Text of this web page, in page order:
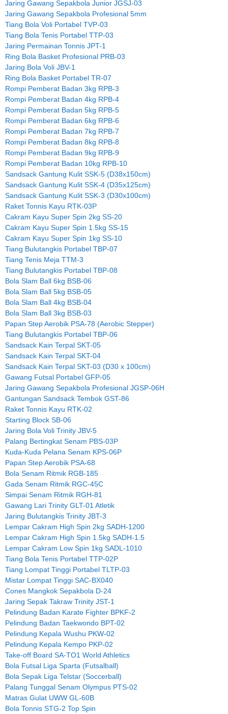
Jaring Gawang Sepakbola Junior JGSJ-03
Jaring Gawang Sepakbola Profesional 5mm
Tiang Bola Voli Portabel TVP-03
Tiang Bola Tenis Portabel TTP-03
Jaring Permainan Tonnis JPT-1
Ring Bola Basket Profesional PRB-03
Jaring Bola Voli JBV-1
Ring Bola Basket Portabel TR-07
Rompi Pemberat Badan 3kg RPB-3
Rompi Pemberat Badan 4kg RPB-4
Rompi Pemberat Badan 5kg RPB-5
Rompi Pemberat Badan 6kg RPB-6
Rompi Pemberat Badan 7kg RPB-7
Rompi Pemberat Badan 8kg RPB-8
Rompi Pemberat Badan 9kg RPB-9
Rompi Pemberat Badan 10kg RPB-10
Sandsack Gantung Kulit SSK-5 (D38x150cm)
Sandsack Gantung Kulit SSK-4 (D35x125cm)
Sandsack Gantung Kulit SSK-3 (D30x100cm)
Raket Tonnis Kayu RTK-03P
Cakram Kayu Super Spin 2kg SS-20
Cakram Kayu Super Spin 1.5kg SS-15
Cakram Kayu Super Spin 1kg SS-10
Tiang Bulutangkis Portabel TBP-07
Tiang Tenis Meja TTM-3
Tiang Bulutangkis Portabel TBP-08
Bola Slam Ball 6kg BSB-06
Bola Slam Ball 5kg BSB-05
Bola Slam Ball 4kg BSB-04
Bola Slam Ball 3kg BSB-03
Papan Step Aerobik PSA-78 (Aerobic Stepper)
Tiang Bulutangkis Portabel TBP-06
Sandsack Kain Terpal SKT-05
Sandsack Kain Terpal SKT-04
Sandsack Kain Terpal SKT-03 (D30 x 100cm)
Gawang Futsal Portabel GFP-05
Jaring Gawang Sepakbola Profesional JGSP-06H
Gantungan Sandsack Tembok GST-86
Raket Tonnis Kayu RTK-02
Starting Block SB-06
Jaring Bola Voli Trinity JBV-5
Palang Bertingkat Senam PBS-03P
Kuda-Kuda Pelana Senam KPS-06P
Papan Step Aerobik PSA-68
Bola Senam Ritmik RGB-185
Gada Senam Ritmik RGC-45C
Simpai Senam Ritmik RGH-81
Gawang Lari Trinity GLT-01 Atletik
Jaring Bulutangkis Trinity JBT-3
Lempar Cakram High Spin 2kg SADH-1200
Lempar Cakram High Spin 1.5kg SADH-1.5
Lempar Cakram Low Spin 1kg SADL-1010
Tiang Bola Tenis Portabel TTP-02P
Tiang Lompat Tinggi Portabel TLTP-03
Mistar Lompat Tinggi SAC-BX040
Cones Mangkok Sepakbola D-24
Jaring Sepak Takraw Trinity JST-1
Pelindung Badan Karate Fighter BPKF-2
Pelindung Badan Taekwondo BPT-02
Pelindung Kepala Wushu PKW-02
Pelindung Kepala Kempo PKP-02
Take-off Board SA-TO1 World Athletics
Bola Futsal Liga Sparta (Futsalball)
Bola Sepak Liga Telstar (Soccerball)
Palang Tunggal Senam Olympus PTS-02
Matras Gulat UWW GL-60B
Bola Tonnis STG-2 Top Spin